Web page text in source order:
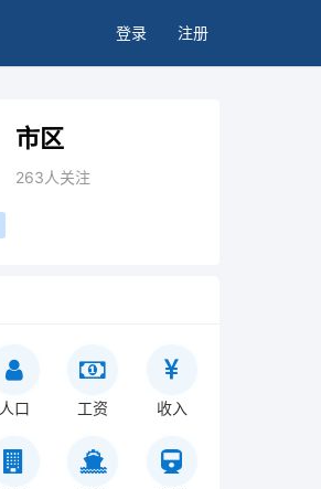
登录 注册
市区
263人关注
人口 工资 收入